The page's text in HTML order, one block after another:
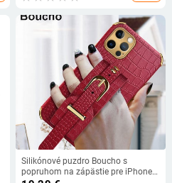
Silikónové puzdro Boucho s
popruhom na zápästie pre iPhone